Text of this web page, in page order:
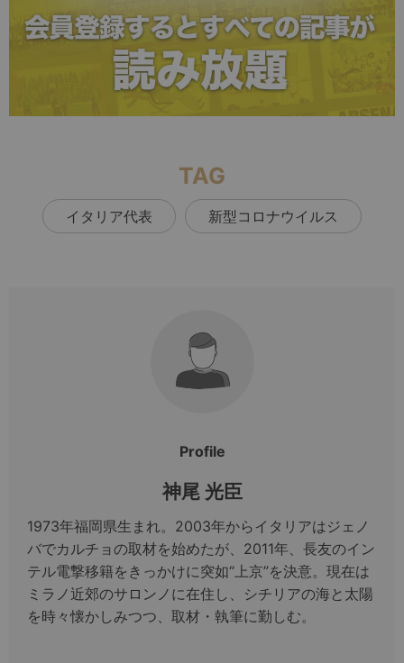
TAG
イタリア代表 新型コロナウイルス
Profile
神尾 光臣
1973年福岡県生まれ。2003年からイタリアはジェノ
バでカルチョの取材を始めたが、2011年、長友のイン
テル電撃移籍をきっかけに突如“上京”を決意。現在は
ミラノ近郊のサロンノに在住し、シチリアの海と太陽
を時々懐かしみつつ、取材・執筆に勤しむ。